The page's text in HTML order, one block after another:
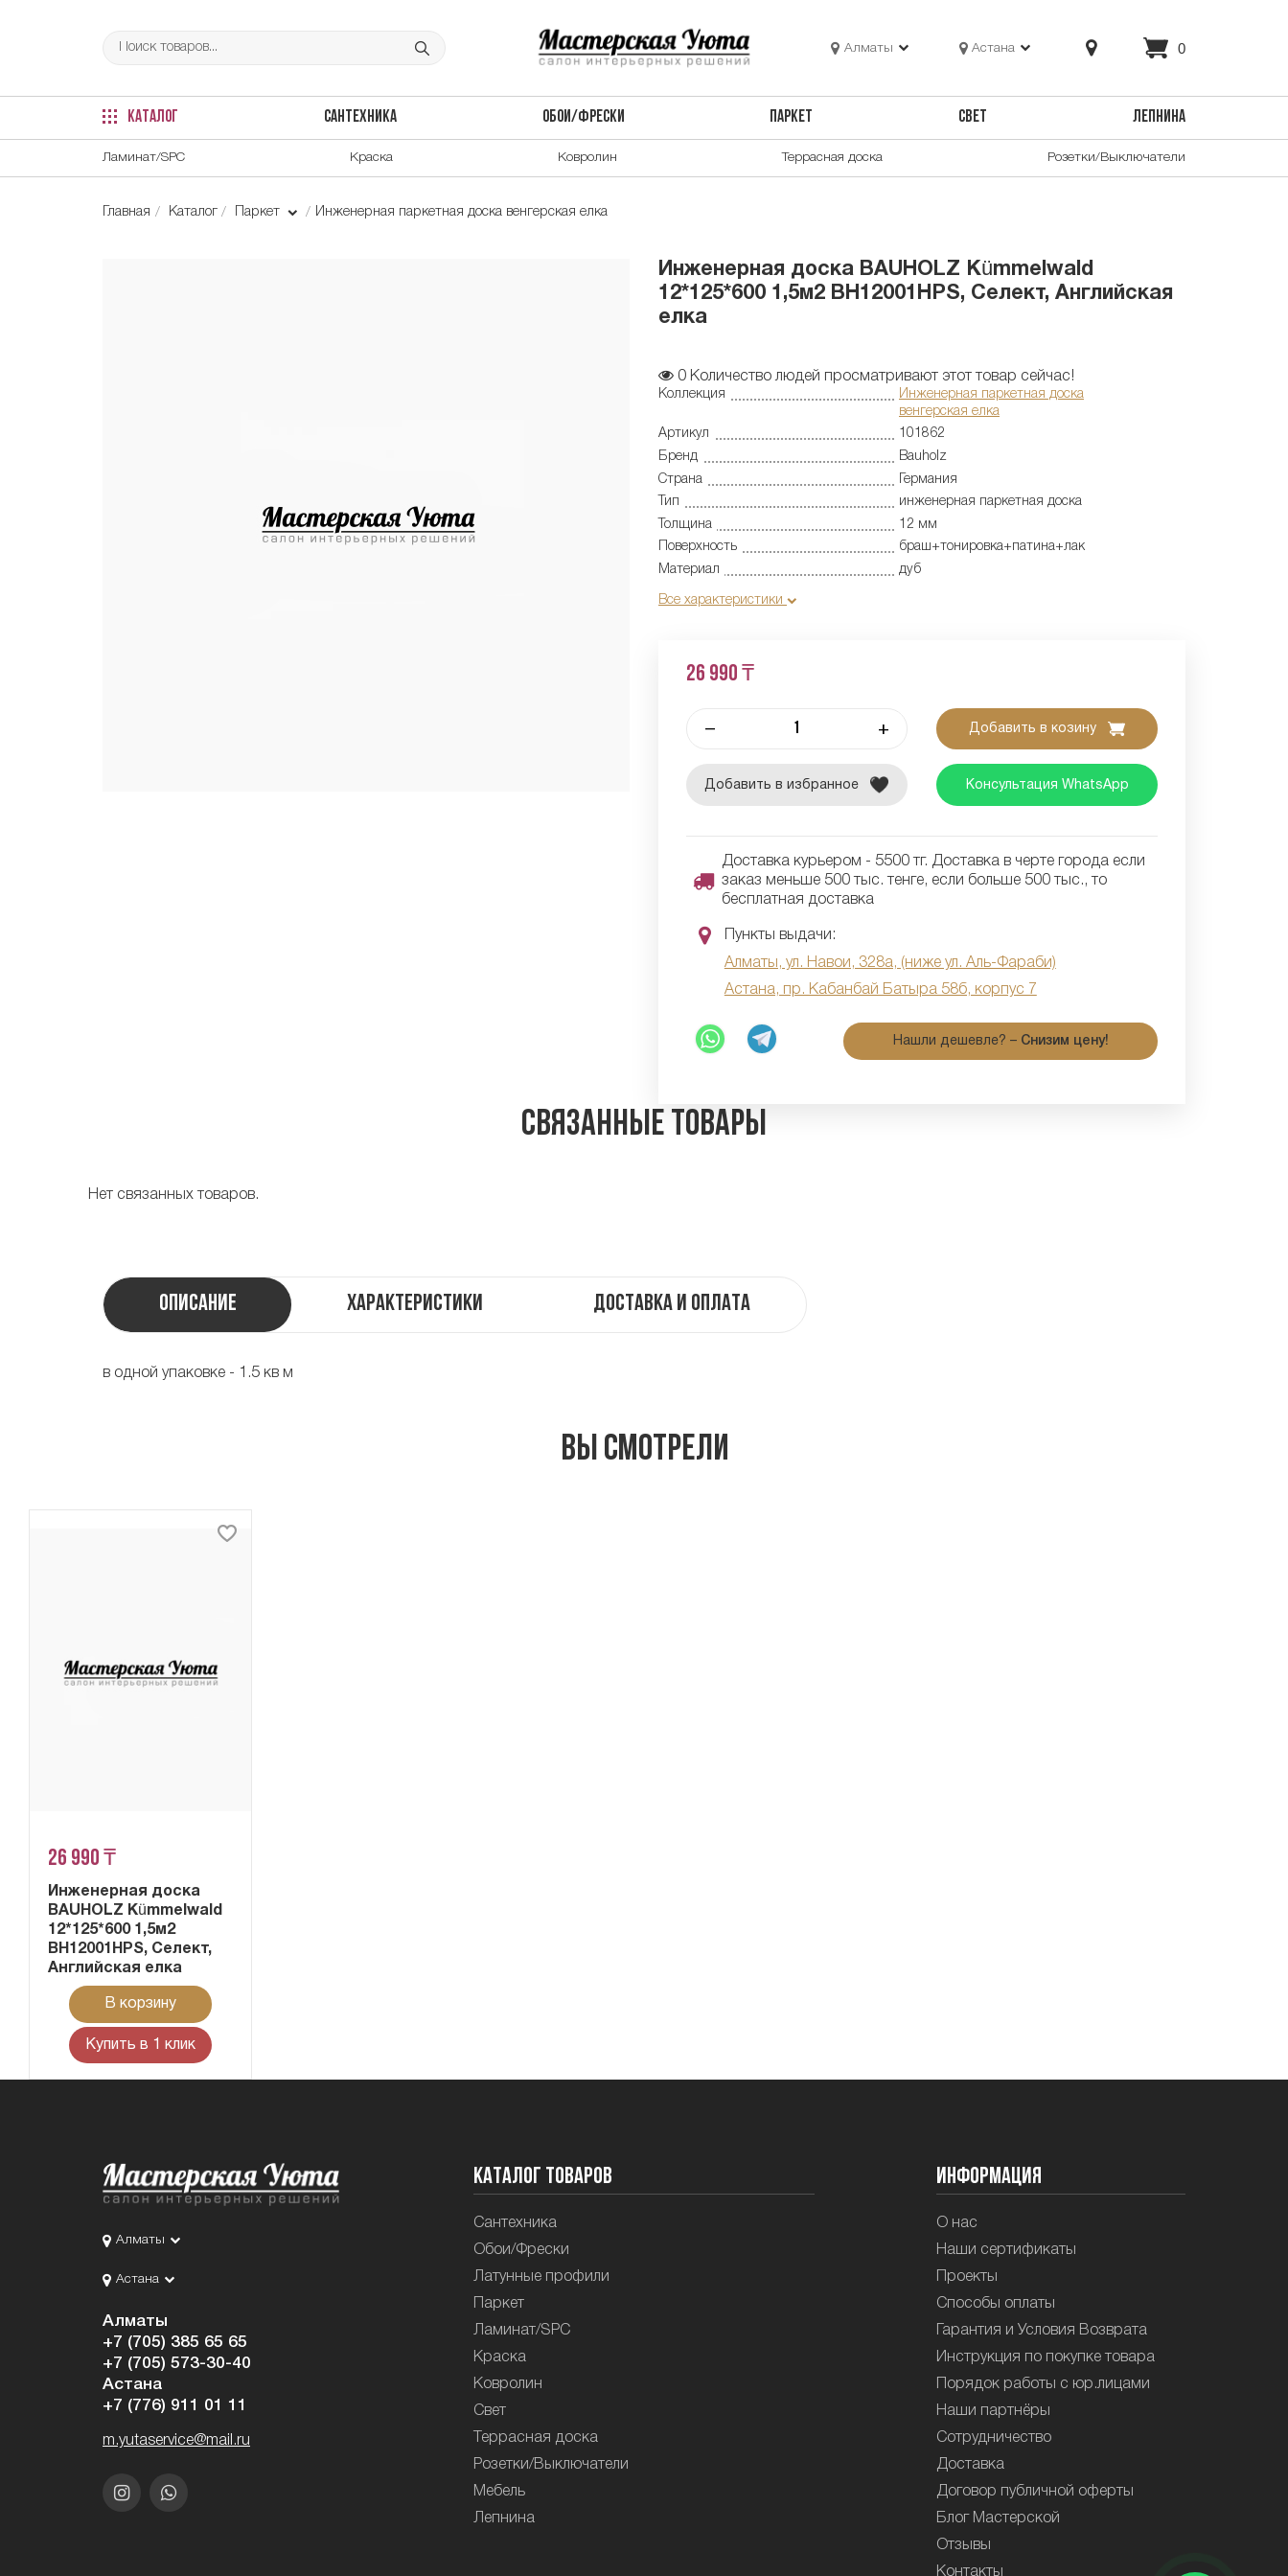
Алматы Астана 0
КАТАЛОГ САНТЕХНИКА ОБОИ/ФРЕСКИ ПАРКЕТ СВЕТ ЛЕПНИНА
Ламинат/SPC Краска Ковролин Террасная доска Розетки/Выключатели
Главная Каталог Паркет Инженерная паркетная доска венгерская елка
Инженерная доска BAUHOLZ Kümmelwald
12*125*600 1,5м2 BH12001HPS, Селект, Английская
елка
0 Количество людей просматривают этот товар сейчас!
Коллекция
Инженерная паркетная доска
венгерская елка
Артикул
101862
Бренд
Bauholz
Страна
Германия
Тип
инженерная паркетная доска
Толщина
12 мм
Поверхность
браш+тонировка+патина+лак
Материал
дуб
Все характеристики
26 990 ₸
– + Добавить в козину
Добавить в избранное Консультация WhatsApp
Доставка курьером - 5500 тг. Доставка в черте города если
заказ меньше 500 тыс. тенге, если больше 500 тыс., то
бесплатная доставка
Пункты выдачи:
Алматы, ул. Навои, 328а, (ниже ул. Аль-Фараби)
Астана, пр. Кабанбай Батыра 58б, корпус 7
Нашли дешевле? – Снизим цену!
Связанные товары
Нет связанных товаров.
Описание Характеристики Доставка и оплата
в одной упаковке - 1.5 кв м
Вы смотрели
26 990 ₸
Инженерная доска
BAUHOLZ Kümmelwald
12*125*600 1,5м2
BH12001HPS, Селект,
Английская елка
В корзину
Купить в 1 клик
Алматы
Астана
Алматы
+7 (705) 385 65 65
+7 (705) 573-30-40
Астана
+7 (776) 911 01 11
m.yutaservice@mail.ru
Каталог товаров
Сантехника
Обои/Фрески
Латунные профили
Паркет
Ламинат/SPC
Краска
Ковролин
Свет
Террасная доска
Розетки/Выключатели
Мебель
Лепнина
Информация
О нас
Наши сертификаты
Проекты
Способы оплаты
Гарантия и Условия Возврата
Инструкция по покупке товара
Порядок работы с юр.лицами
Наши партнёры
Сотрудничество
Доставка
Договор публичной оферты
Блог Мастерской
Отзывы
Контакты